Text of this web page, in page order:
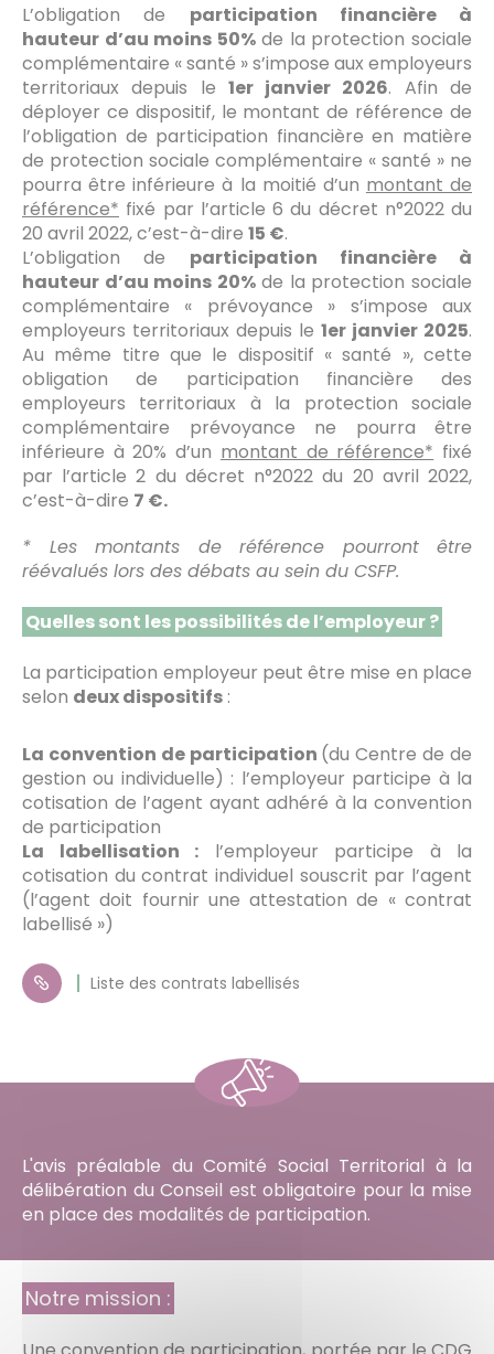
L’obligation de participation financière à
hauteur d’au moins 50%de la protection sociale
complémentaire « santé » s’impose aux employeurs
territoriaux depuis le 1er janvier 2026. Afin de
déployer ce dispositif, le montant de référence de
l’obligation de participation financière en matière
de protection sociale complémentaire « santé » ne
pourra être inférieure à la moitié d’un montant de
référence* fixé par l’article 6 du décret n°2022 du
20 avril 2022, c’est-à-dire 15 €.
L’obligation de participation financière à
hauteur d’au moins 20%de la protection sociale
complémentaire « prévoyance » s’impose aux
employeurs territoriaux depuis le 1er janvier 2025.
Au même titre que le dispositif « santé », cette
obligation de participation financière des
employeurs territoriaux à la protection sociale
complémentaire prévoyance ne pourra être
inférieure à 20% d’un montant de référence* fixé
par l’article 2 du décret n°2022 du 20 avril 2022,
c’est-à-dire 7 €.
* Les montants de référence pourront être
réévalués lors des débats au sein du CSFP.
Quelles sont les possibilités de l’employeur ?
La participation employeur peut être mise en place
selon deux dispositifs :
La convention de participation (du Centre de de
gestion ou individuelle) : l’employeur participe à la
cotisation de l’agent ayant adhéré à la convention
de participation
La labellisation : l’employeur participe à la
cotisation du contrat individuel souscrit par l’agent
(l’agent doit fournir une attestation de « contrat
labellisé »)
Liste des contrats labellisés
L'avis préalable du Comité Social Territorial à la
délibération du Conseil est obligatoire pour la mise
en place des modalités de participation.
Notre mission :